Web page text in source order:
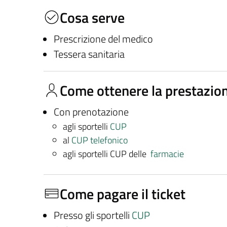
Cosa serve
Prescrizione del medico
Tessera sanitaria
Come ottenere la
Con prenotazione
agli sportelli CUP
al CUP telefonico
agli sportelli CUP delle farmacie
Come pagare il ticket
Presso gli sportelli CUP